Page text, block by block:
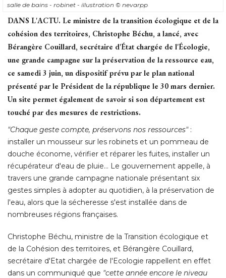
salle de bains - robinet - illustration © nevarpp
DANS L'ACTU. Le ministre de la transition écologique et de la
cohésion des territoires, Christophe Béchu, a lancé, avec
Bérangère Couillard, secrétaire d'État chargée de l'Écologie,
une grande campagne sur la préservation de la ressource eau,
ce samedi 3 juin, un dispositif prévu par le plan national
présenté par le Président de la république le 30 mars dernier.
Un site permet également de savoir si son département est
touché par des mesures de restrictions.
"Chaque geste compte, préservons nos ressources" :
installer un mousseur sur les robinets et un pommeau de
douche économe, vérifier et réparer les fuites, installer un
récupérateur d'eau de pluie... Le gouvernement appelle, à
travers une grande campagne nationale présentant six
gestes simples à adopter au quotidien, à la préservation de
l'eau, alors que la sécheresse s'est installée dans de
nombreuses régions françaises.
Christophe Béchu, ministre de la Transition écologique et
de la Cohésion des territoires, et Bérangère Couillard,
secrétaire d'Etat chargée de l'Ecologie rappellent en effet
dans un communiqué que "cette année encore le niveau